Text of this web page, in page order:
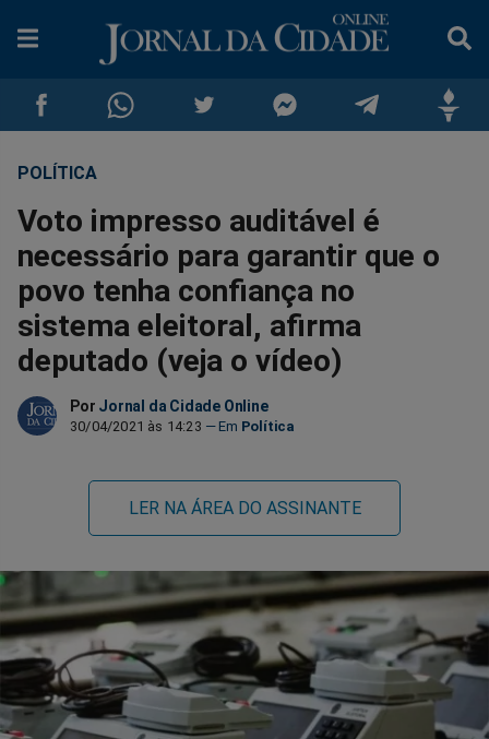
Compartilhar
no
Facebook
Compartilhar
no
Whatsapp
no
Twitter
no
Messenger
no
Telegram
POLÍTICA
Voto impresso auditável é
necessário para garantir que o
povo tenha confiança no
sistema eleitoral, afirma
deputado (veja o vídeo)
Por Jornal da Cidade Online
30/04/2021 às 14:23 Política
LER NA ÁREA DO ASSINANTE